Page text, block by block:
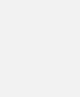
детальный
передача